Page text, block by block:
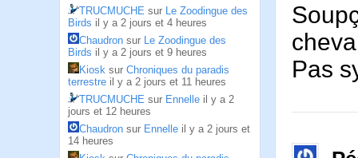
TRUCMUCHE sur Le Zoodingue des
Birds il y a 2 jours et 4 heures
Chaudron sur Le Zoodingue des
Birds il y a 2 jours et 9 heures
Kiosk sur Chroniques du paradis
terrestre il y a 2 jours et 11 heures
TRUCMUCHE sur Ennelle il y a 2
jours et 12 heures
Chaudron sur Ennelle il y a 2 jours et
14 heures
Pas